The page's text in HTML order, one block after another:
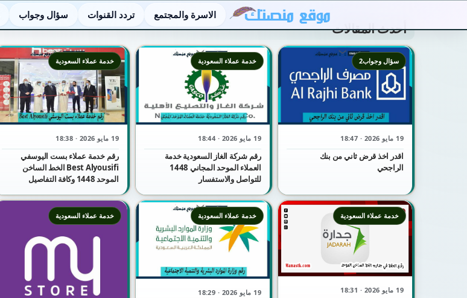
الاسرة والمجتمع تردد القنوات سؤال وجواب
أحدث المقالات
19 مايو 2026 · 18:47
اقدر اخذ قرض ثاني من بنك
الراجحي
سؤال وجواب2
19 مايو 2026 · 18:44
رقم شركة الغاز السعودية خدمة
العملاء الموحد المجاني 1448
للتواصل والاستفسار
خدمة عملاء السعودية
19 مايو 2026 · 18:38
رقم خدمة عملاء بست اليوسفي
Best Alyousifi الخط الساخن
الموحد 1448 وكافة التفاصيل
خدمة عملاء السعودية
19 مايو 2026 · 18:31
خدمة عملاء السعودية
19 مايو 2026 · 18:29
خدمة عملاء السعودية خدمة عملاء السعودية